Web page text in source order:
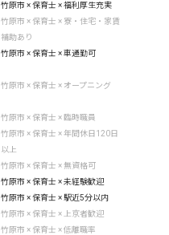
竹原市 × 保育士 × 福利厚生充実
竹原市 × 保育士 × 寮・住宅・家賃
補助あり
竹原市 × 保育士 × 車通勤可
竹原市 × 保育士 × オープニング
竹原市 × 保育士 × 臨時職員
竹原市 × 保育士 × 年間休日120日
以上
竹原市 × 保育士 × 無資格可
竹原市 × 保育士 × 未経験歓迎
竹原市 × 保育士 × 駅近5分以内
竹原市 × 保育士 × 上京者歓迎
竹原市 × 保育士 × 低離職率